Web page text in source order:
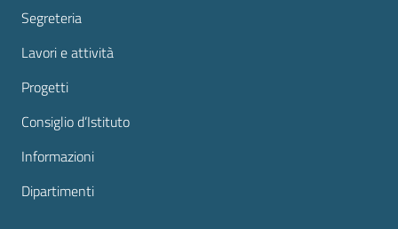
Segreteria
Lavori e attività
Progetti
Consiglio d’Istituto
Informazioni
Dipartimenti